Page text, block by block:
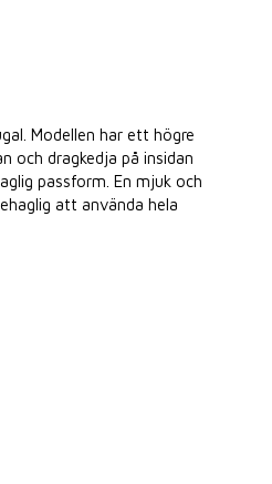
Modellen har ett högre
och dragkedja på insidan
passform. En mjuk och
att använda hela